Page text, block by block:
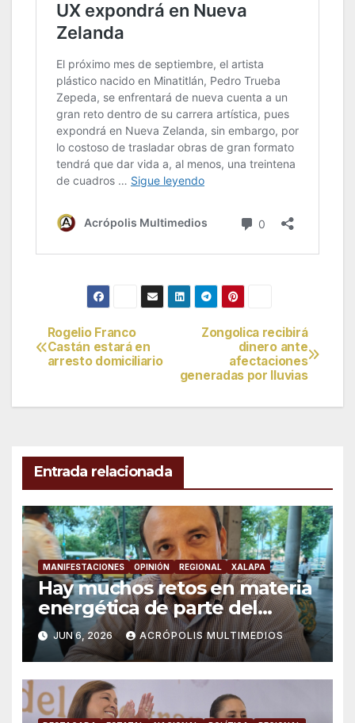
Navegación
de
entradas
Zongolica recibirá
dinero ante
afectaciones
generadas por lluvias
Rogelio Franco
Castán estará en
arresto domiciliario
Entrada relacionada
MANIFESTACIONES OPINIÓN REGIONAL XALAPA
Hay muchos retos en materia
energética de parte del
gobierno: “Movimiento de
Lucha Social”
JUN 6, 2026 ACRÓPOLIS MULTIMEDIOS